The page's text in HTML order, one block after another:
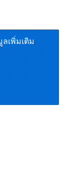
เพิ่มเติม
ตัวอย่างโทนสี